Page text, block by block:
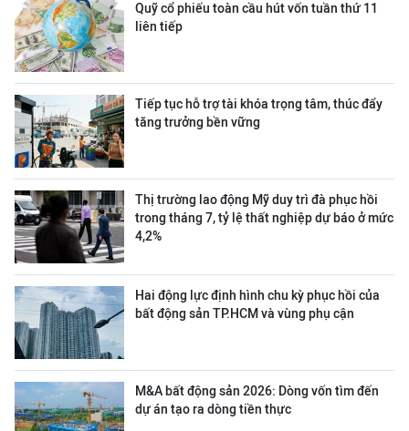
Quỹ cổ phiếu toàn cầu hút vốn tuần thứ 11
liên tiếp
Tiếp tục hỗ trợ tài khóa trọng tâm, thúc đẩy
tăng trưởng bền vững
Thị trường lao động Mỹ duy trì đà phục hồi
trong tháng 7, tỷ lệ thất nghiệp dự báo ở mức
4,2%
Hai động lực định hình chu kỳ phục hồi của
bất động sản TP.HCM và vùng phụ cận
M&A bất động sản 2026: Dòng vốn tìm đến
dự án tạo ra dòng tiền thực